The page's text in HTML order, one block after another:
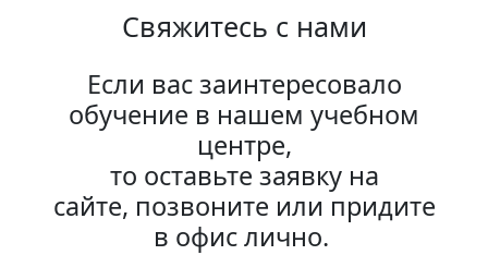
Свяжитесь с нами
Если вас заинтересовало
обучение в нашем учебном
центре,
то оставьте заявку на
сайте, позвоните или придите
в офис лично.